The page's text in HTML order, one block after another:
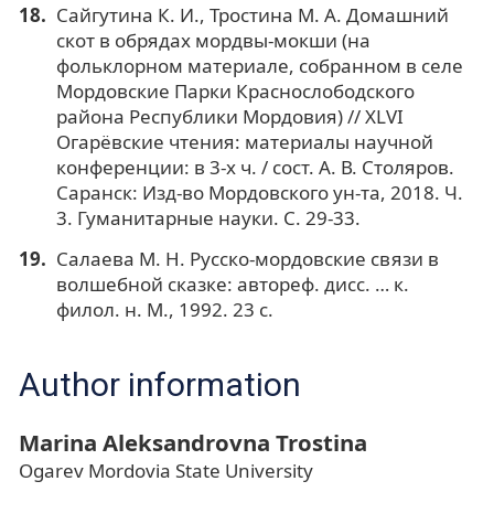
Сайгутина К. И., Тростина М. А. Домашний
скот в обрядах мордвы-мокши (на
фольклорном материале, собранном в селе
Мордовские Парки Краснослободского
района Республики Мордовия) // XLVI
Огарёвские чтения: материалы научной
конференции: в 3-х ч. / сост. А. В. Столяров.
Саранск: Изд-во Мордовского ун-та, 2018. Ч.
3. Гуманитарные науки. С. 29-33.
Салаева М. Н. Русско-мордовские связи в
волшебной сказке: автореф. дисс. … к.
филол. н. М., 1992. 23 с.
Author information
Marina Aleksandrovna Trostina
Ogarev Mordovia State University